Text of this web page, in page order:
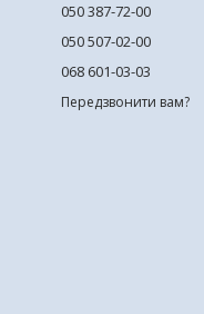
050 387-72-00
050 507-02-00
068 601-03-03
Передзвонити вам?